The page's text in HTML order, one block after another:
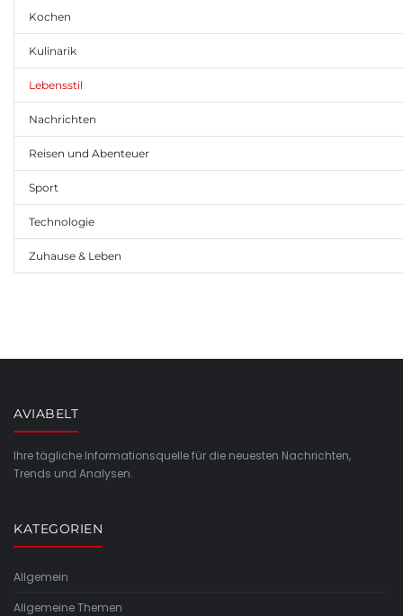
Kochen
Kulinarik
Lebensstil
Nachrichten
Reisen und Abenteuer
Sport
Technologie
Zuhause & Leben
AVIABELT
Ihre tägliche Informationsquelle für die neuesten Nachrichten,
Trends und Analysen.
KATEGORIEN
Allgemein
Allgemeine Themen